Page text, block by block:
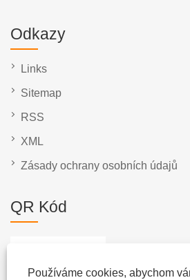
Používáme cookies, abychom
Odkazy
Links
Sitemap
RSS
XML
Zásady ochrany osobních údajů
QR Kód